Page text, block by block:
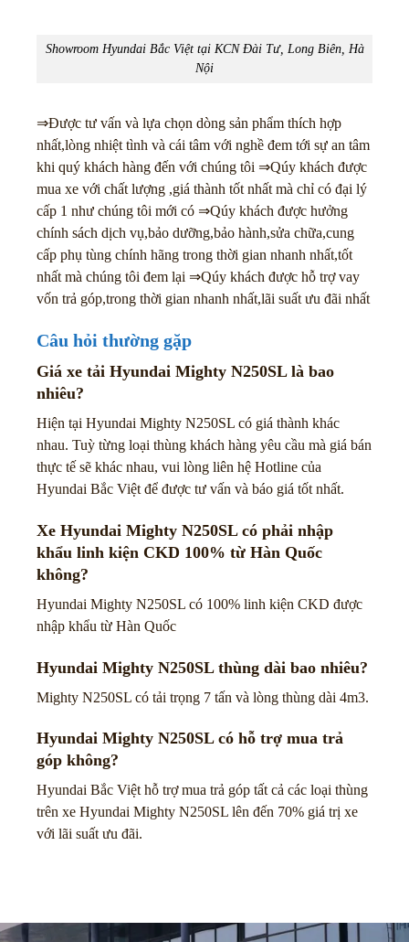
Showroom Hyundai Bắc Việt tại KCN Đài Tư, Long Biên, Hà
Nội
⇒Được tư vấn và lựa chọn dòng sản phẩm thích hợp
nhất,lòng nhiệt tình và cái tâm với nghề đem tới sự an tâm
khi quý khách hàng đến với chúng tôi ⇒Qúy khách được
mua xe với chất lượng ,giá thành tốt nhất mà chỉ có đại lý
cấp 1 như chúng tôi mới có ⇒Qúy khách được hưởng
chính sách dịch vụ,bảo dưỡng,bảo hành,sửa chữa,cung
cấp phụ tùng chính hãng trong thời gian nhanh nhất,tốt
nhất mà chúng tôi đem lại ⇒Qúy khách được hỗ trợ vay
vốn trả góp,trong thời gian nhanh nhất,lãi suất ưu đãi nhất
Câu hỏi thường gặp
Giá xe tải Hyundai Mighty N250SL là bao
nhiêu?
Hiện tại Hyundai Mighty N250SL có giá thành khác
nhau. Tuỳ từng loại thùng khách hàng yêu cầu mà giá bán
thực tế sẽ khác nhau, vui lòng liên hệ Hotline của
Hyundai Bắc Việt để được tư vấn và báo giá tốt nhất.
Xe Hyundai Mighty N250SL có phải nhập
khẩu linh kiện CKD 100% từ Hàn Quốc
không?
Hyundai Mighty N250SL có 100% linh kiện CKD được
nhập khẩu từ Hàn Quốc
Hyundai Mighty N250SL thùng dài bao nhiêu?
Mighty N250SL có tải trọng 7 tấn và lòng thùng dài 4m3.
Hyundai Mighty N250SL có hỗ trợ mua trả
góp không?
Hyundai Bắc Việt hỗ trợ mua trả góp tất cả các loại thùng
trên xe Hyundai Mighty N250SL lên đến 70% giá trị xe
với lãi suất ưu đãi.